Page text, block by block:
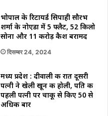
भोपाल के रिटायर्ड सिपाही सौरभ
शर्मा के नोएडा में 5 फ्लैट, 52 किलो
सोना और 11 करोड़ कैश बरामद
दिसम्बर 24, 2024
मध्य प्रदेश : दीवाली की रात दूसरी
पत्नी ने खेली खून की होली, पति की
पहली पत्नी पर चाकू से किए 50 से
अधिक बार